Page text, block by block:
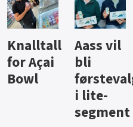
Brus og
jus fra
Berentsen
Hard
iste fra
Hansa